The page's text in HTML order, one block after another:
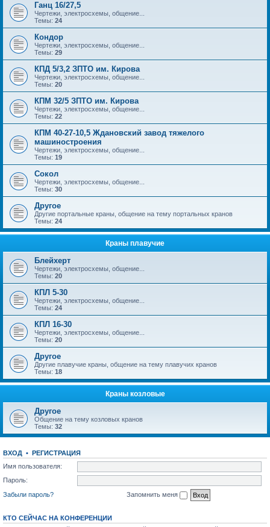
Ганц 16/27,5
Чертежи, электросхемы, общение...
Темы: 24
Кондор
Чертежи, электросхемы, общение...
Темы: 29
КПД 5/3,2 ЗПТО им. Кирова
Чертежи, электросхемы, общение...
Темы: 20
КПМ 32/5 ЗПТО им. Кирова
Чертежи, электросхемы, общение...
Темы: 22
КПМ 40-27-10,5 Ждановский завод тяжелого
машиностроения
Чертежи, электросхемы, общение...
Темы: 19
Сокол
Чертежи, электросхемы, общение...
Темы: 30
Другое
Другие портальные краны, общение на тему портальных кранов
Темы: 24
Краны плавучие
Блейхерт
Чертежи, электросхемы, общение...
Темы: 20
КПЛ 5-30
Чертежи, электросхемы, общение...
Темы: 24
КПЛ 16-30
Чертежи, электросхемы, общение...
Темы: 20
Другое
Другие плавучие краны, общение на тему плавучих кранов
Темы: 18
Краны козловые
Другое
Общение на тему козловых кранов
Темы: 32
ВХОД • РЕГИСТРАЦИЯ
Имя пользователя:
Пароль:
Забыли пароль?
Запомнить меня
КТО СЕЙЧАС НА КОНФЕРЕНЦИИ